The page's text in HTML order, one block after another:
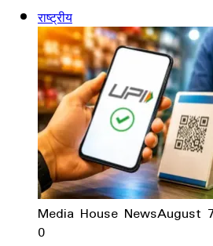
राष्ट्रीय
Media House NewsAugust
0